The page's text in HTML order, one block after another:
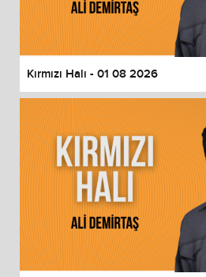
End of dialog window.
Kırmızı Halı - 01 08 2026